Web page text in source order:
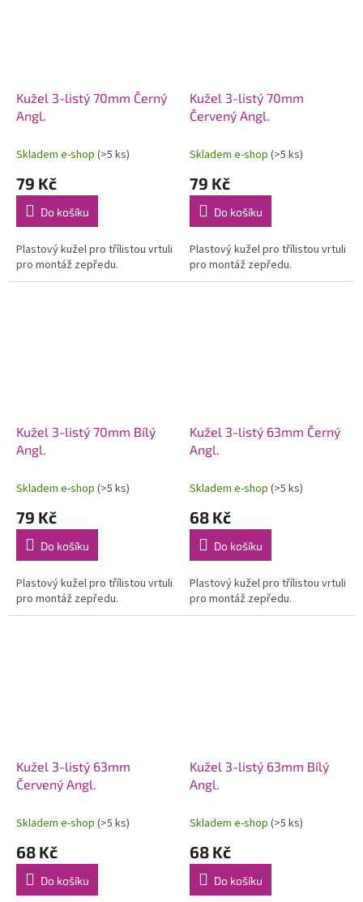
Kužel 3-listý 70mm Černý
Angl.
Skladem e-shop (>5 ks)
79 Kč
Do košíku
Plastový kužel pro třílistou vrtuli
pro montáž zepředu.
Kužel 3-listý 70mm
Červený Angl.
Skladem e-shop (>5 ks)
79 Kč
Do košíku
Plastový kužel pro třílistou vrtuli
pro montáž zepředu.
Kužel 3-listý 70mm Bílý
Angl.
Skladem e-shop (>5 ks)
79 Kč
Do košíku
Plastový kužel pro třílistou vrtuli
pro montáž zepředu.
Kužel 3-listý 63mm Černý
Angl.
Skladem e-shop (>5 ks)
68 Kč
Do košíku
Plastový kužel pro třílistou vrtuli
pro montáž zepředu.
Kužel 3-listý 63mm
Červený Angl.
Skladem e-shop (>5 ks)
68 Kč
Do košíku
Kužel 3-listý 63mm Bílý
Angl.
Skladem e-shop (>5 ks)
68 Kč
Do košíku